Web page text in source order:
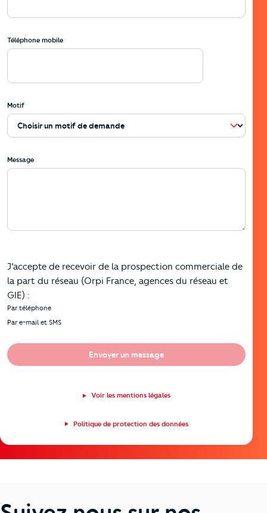
Téléphone mobile
Motif
Message
J’accepte de recevoir de la prospection commerciale de
la part du réseau (Orpi France, agences du réseau et
GIE) :
Par téléphone
Par e-mail et SMS
Envoyer un message
Voir les mentions légales
Politique de protection des données